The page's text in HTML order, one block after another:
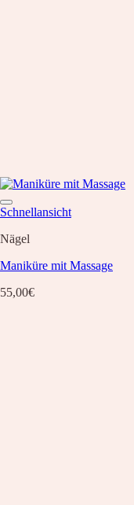
Schnellansicht
Nägel
Maniküre mit Massage
55,00€